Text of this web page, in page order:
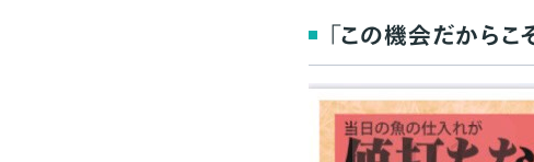
「この機会だからこ